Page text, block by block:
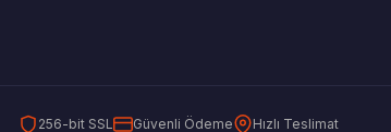
256-bit SSL Güvenli Ödeme Hızlı Teslimat